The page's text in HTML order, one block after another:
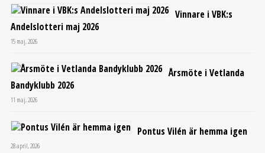
Vinnare i VBK:s
Andelslotteri maj 2026
15 maj, 2026
Årsmöte i Vetlanda
Bandyklubb 2026
11 maj, 2026
Pontus Vilén är hemma igen
28 april, 2026